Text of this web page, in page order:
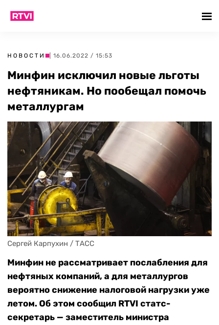
НОВОСТИ | 16.06.2022 / 15:53
Минфин исключил новые льготы
нефтяникам. Но пообещал помочь
металлургам
Сергей Карпухин / ТАСС
Минфин не рассматривает послабления для
нефтяных компаний, а для металлургов
вероятно снижение налоговой нагрузки уже
летом. Об этом сообщил RTVI статс-
секретарь — заместитель министра